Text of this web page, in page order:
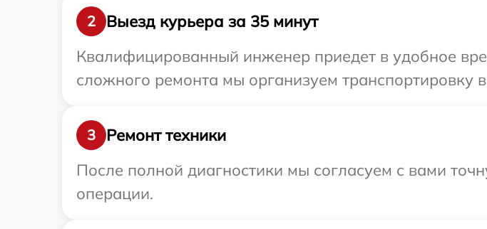
2
Выезд курьера за 35 минут
Квалифицированный инженер приедет в удобное
сложного ремонта мы организуем транспортировку
3
Ремонт техники
После полной диагностики мы согласуем с вами
операции.